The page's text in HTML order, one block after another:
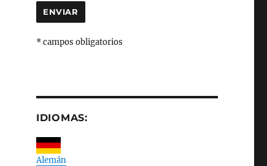
* campos obligatorios
IDIOMAS:
Alemán